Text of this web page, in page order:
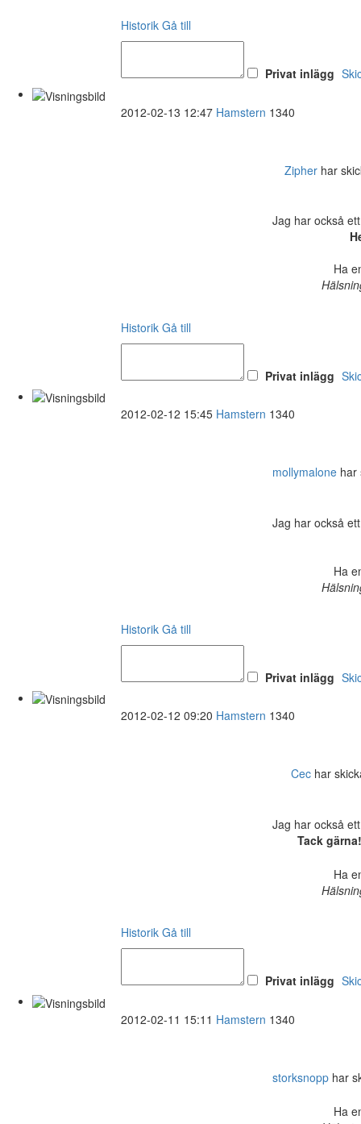
Historik Gå till
Privat inlägg
2012-02-13 12:47 Hamstern 1340
Zipherhar
Jag har också
Ha
Historik Gå till
Privat inlägg
2012-02-12 15:45 Hamstern 1340
mollymalone har
Jag har också
Ha
Historik Gå till
Privat inlägg
2012-02-12 09:20 Hamstern 1340
Cechar
Jag har också
Tack
Ha
Historik Gå till
Privat inlägg
2012-02-11 15:11 Hamstern 1340
storksnopp har
Ha